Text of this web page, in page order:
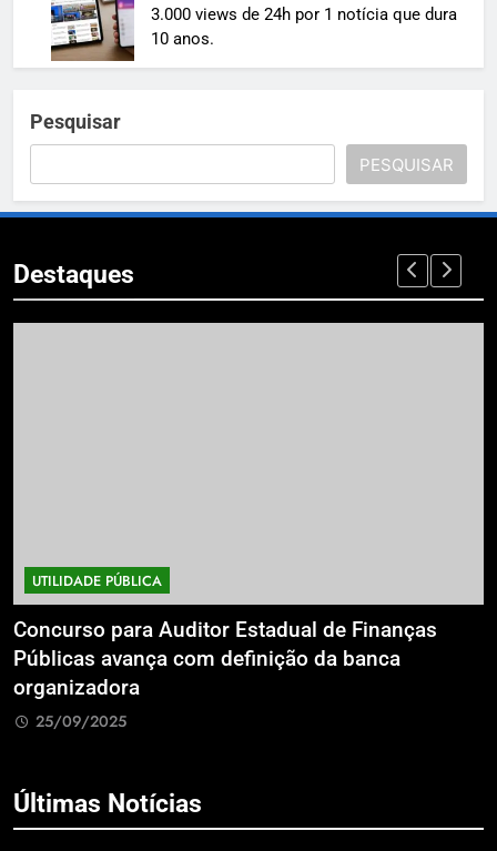
3.000 views de 24h por 1 notícia que dura
10 anos.
Pesquisar
PESQUISAR
Destaques
UTILIDADE PÚBLICA
Concurso para Auditor Estadual de Finanças
Públicas avança com definição da banca
organizadora
25/09/2025
Últimas Notícias